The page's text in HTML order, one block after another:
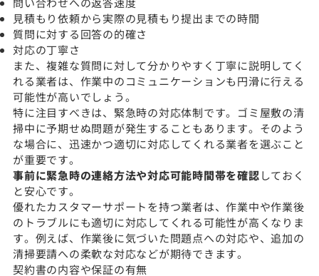
見積もり依頼から実際の見積もり提出までの時間
質問に対する回答の的確さ
対応の丁寧さ
また、複雑な質問に対して分かりやすく丁寧に説明してく
れる業者は、作業中のコミュニケーションも円滑に行える
可能性が高いでしょう。
特に注目すべきは、緊急時の対応体制です。ゴミ屋敷の清
掃中に予期せぬ問題が発生することもあります。そのよう
な場合に、迅速かつ適切に対応してくれる業者を選ぶこと
が重要です。
事前に緊急時の連絡方法や対応可能時間帯を確認しておく
と安心です。
優れたカスタマーサポートを持つ業者は、作業中や作業後
のトラブルにも適切に対応してくれる可能性が高くなりま
す。例えば、作業後に気づいた問題点への対応や、追加の
清掃要請への柔軟な対応などが期待できます。
契約書の内容や保証の有無